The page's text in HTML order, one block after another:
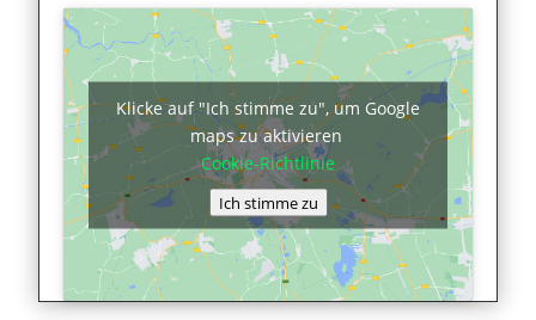
Klicke auf "Ich stimme zu", um Google
maps zu aktivieren
Cookie-Richtlinie
Ich stimme zu